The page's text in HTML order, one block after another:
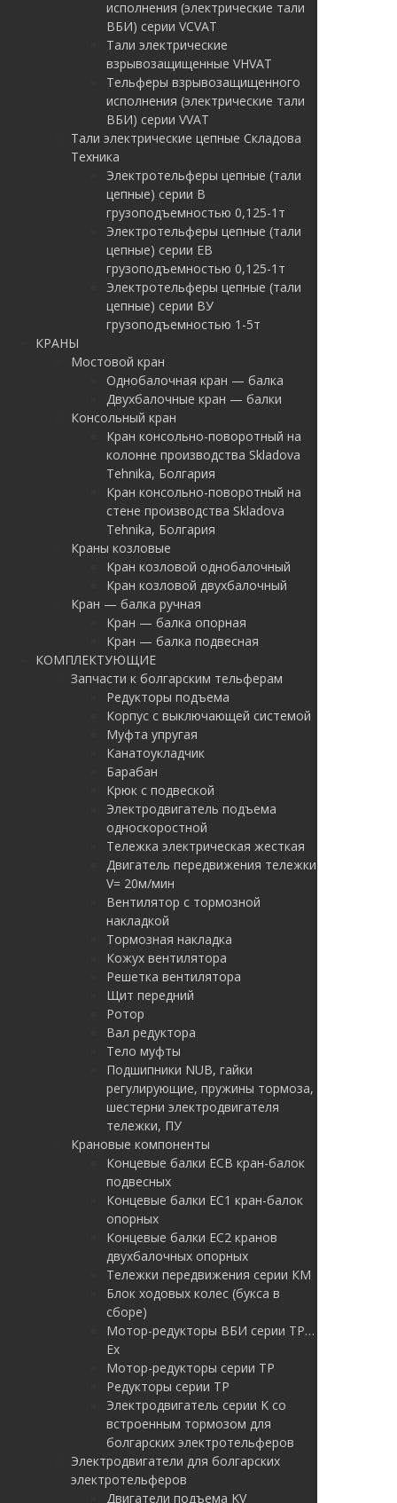
исполнения (электрические тали
ВБИ) серии VCVAT
Тали электрические
взрывозащищенные VHVAT
Тельферы взрывозащищенного
исполнения (электрические тали
ВБИ) серии VVAT
Тали электрические цепные Складова
Техника
Электротельферы цепные (тали
цепные) серии В
грузоподъемностью 0,125-1т
Электротельферы цепные (тали
цепные) серии EB
грузоподъемностью 0,125-1т
Электротельферы цепные (тали
цепные) серии ВУ
грузоподъемностью 1-5т
КРАНЫ
Мостовой кран
Однобалочная кран — балка
Двухбалочные кран — балки
Консольный кран
Кран консольно-поворотный на
колонне производства Skladova
Tehnika, Болгария
Кран консольно-поворотный на
стене производства Skladova
Tehnika, Болгария
Краны козловые
Кран козловой однобалочный
Кран козловой двухбалочный
Кран — балка ручная
Кран — балка опорная
Кран — балка подвесная
КОМПЛЕКТУЮЩИЕ
Запчасти к болгарским тельферам
Редукторы подъема
Корпус с выключающей системой
Муфта упругая
Канатоукладчик
Барабан
Крюк с подвеской
Электродвигатель подъема
односкоростной
Тележка электрическая жесткая
Двигатель передвижения тележки
V= 20м/мин
Вентилятор с тормозной
накладкой
Тормозная накладка
Кожух вентилятора
Решетка вентилятора
Щит передний
Ротор
Вал редуктора
Тело муфты
Подшипники NUB, гайки
регулирующие, пружины тормоза,
шестерни электродвигателя
тележки, ПУ
Крановые компоненты
Концевые балки ЕСВ кран-балок
подвесных
Концевые балки ЕС1 кран-балок
опорных
Концевые балки ЕС2 кранов
двухбалочных опорных
Тележки передвижения серии КМ
Блок ходовых колес (букса в
сборе)
Мотор-редукторы ВБИ серии ТР…
Ex
Мотор-редукторы серии ТР
Редукторы серии ТР
Электродвигатель серии K со
встроенным тормозом для
болгарских электротельферов
Электродвигатели для болгарских
электротельферов
Двигатели подъема KV